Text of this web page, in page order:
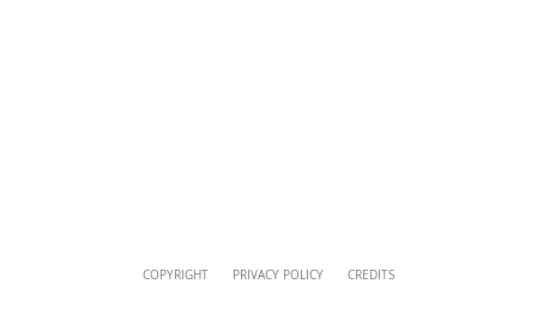
COPYRIGHT PRIVACY POLICY CREDITS